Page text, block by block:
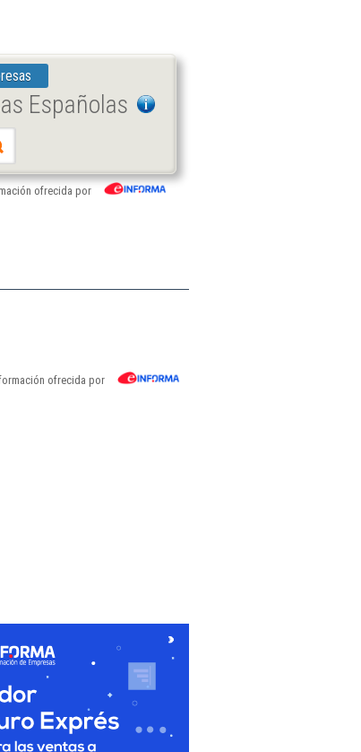
Españolas
ofrecida por
ofrecida por